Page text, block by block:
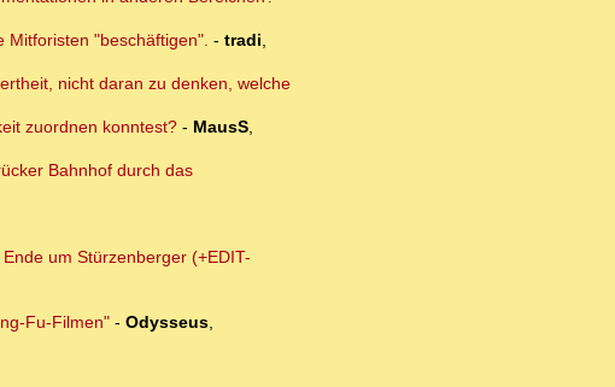
Mitforisten "beschäftigen". - tradi,
nicht daran zu denken, welche
zuordnen konntest?- MausS,
Bahnhof durch das
um Stürzenberger (+EDIT-
Fu-Filmen"- Odysseus,